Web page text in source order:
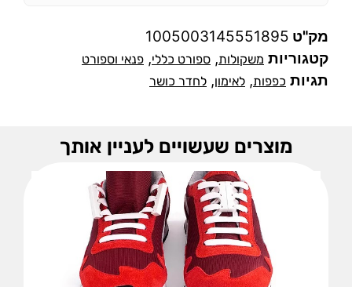
מק"ט 1005003145551895
קטגוריות משקולות, ספורט כללי, פנאי וספורט
תגיות כפפות, לאימון, לחדר כושר
מוצרים שעשויים לעניין אותך